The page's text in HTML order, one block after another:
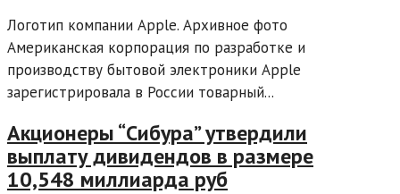
Логотип компании Apple. Архивное фото
Американская корпорация по разработке и
производству бытовой электроники Apple
зарегистрировала в России товарный...
Акционеры “Сибура” утвердили
выплату дивидендов в размере
10,548 миллиарда руб